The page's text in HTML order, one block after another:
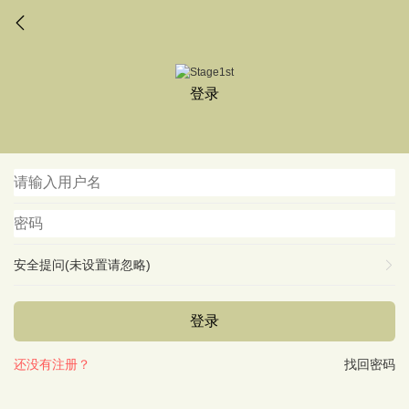
登录
安全提问(未设置请忽略)
登录
找回密码
还没有注册？